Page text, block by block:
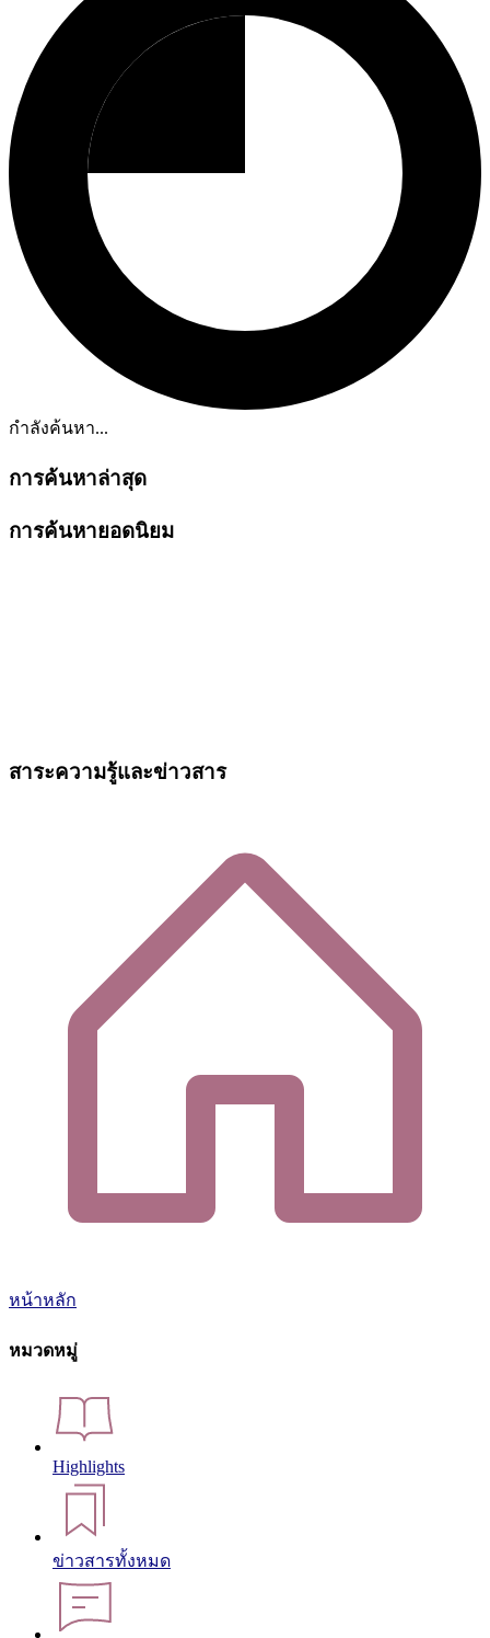
กำลังค้นหา...
การค้นหาล่าสุด
การค้นหายอดนิยม
สาระความรู้และข่าวสาร
หน้าหลัก
หมวดหมู่
Highlights
ข่าวสารทั้งหมด